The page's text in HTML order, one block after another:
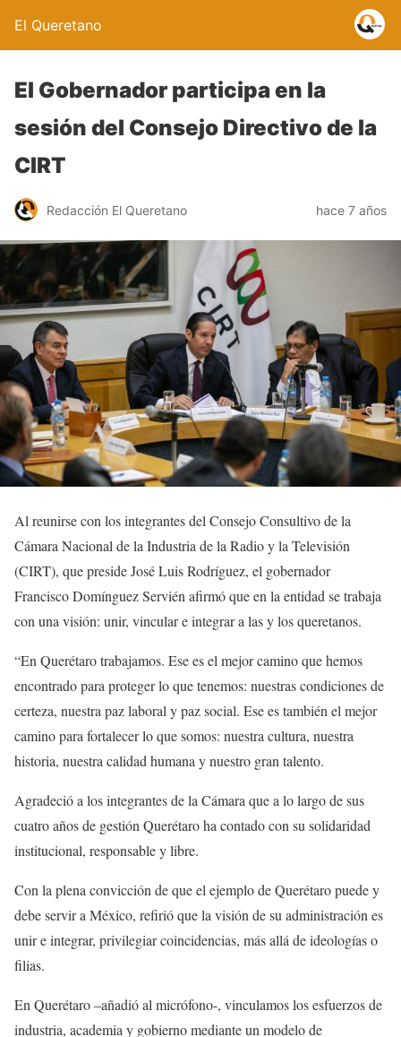
El Queretano
El Gobernador participa en la
sesión del Consejo Directivo de la
CIRT
Redacción El Queretano hace 7 años
Al reunirse con los integrantes del Consejo Consultivo de la
Cámara Nacional de la Industria de la Radio y la Televisión
(CIRT), que preside José Luis Rodríguez, el gobernador
Francisco Domínguez Servién afirmó que en la entidad se trabaja
con una visión: unir, vincular e integrar a las y los queretanos.
“En Querétaro trabajamos. Ese es el mejor camino que hemos
encontrado para proteger lo que tenemos: nuestras condiciones de
certeza, nuestra paz laboral y paz social. Ese es también el mejor
camino para fortalecer lo que somos: nuestra cultura, nuestra
historia, nuestra calidad humana y nuestro gran talento.
Agradeció a los integrantes de la Cámara que a lo largo de sus
cuatro años de gestión Querétaro ha contado con su solidaridad
institucional, responsable y libre.
Con la plena convicción de que el ejemplo de Querétaro puede y
debe servir a México, refirió que la visión de su administración es
unir e integrar, privilegiar coincidencias, más allá de ideologías o
filias.
En Querétaro –añadió al micrófono-, vinculamos los esfuerzos de
industria, academia y gobierno mediante un modelo de